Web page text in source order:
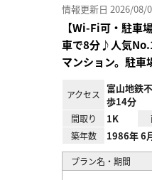
情報更新日 2026/08/
【Wi-Fi可・駐車
車で8分♪人気
マンション。駐車
アクセス
富山地鉄
歩14分
間取り 1K
築年数 1986年 6
プラン名・期間